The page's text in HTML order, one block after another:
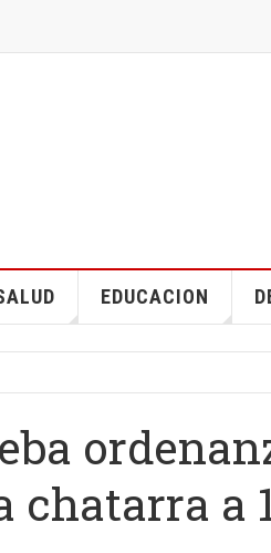
EDUCACION
chatarra a